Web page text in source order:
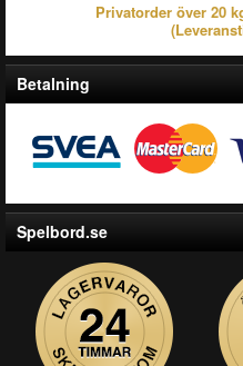
Privatorder över 20
Betalning
Spelbord.se